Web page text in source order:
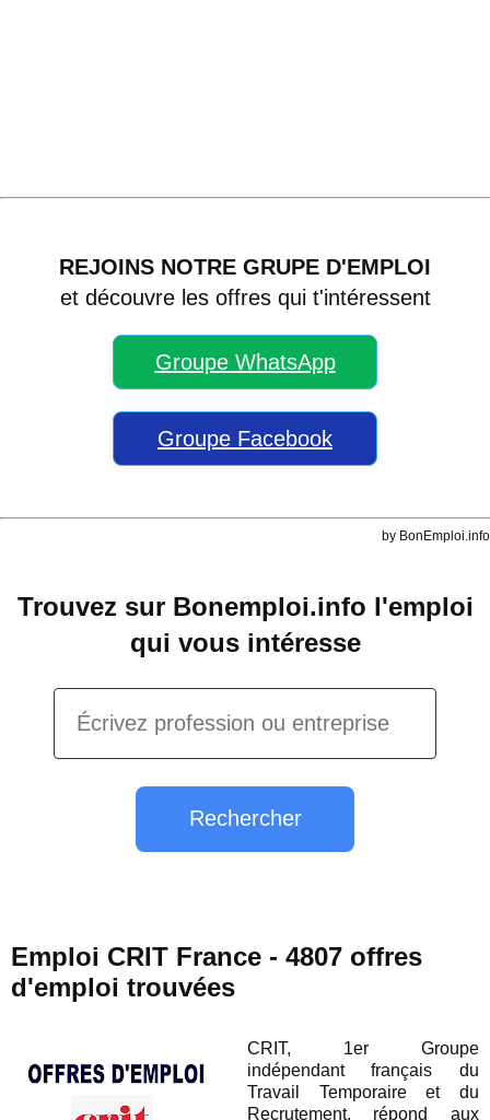
REJOINS NOTRE GRUPE D'EMPLOI
et découvre les offres qui t'intéressent
Groupe WhatsApp
Groupe Facebook
by BonEmploi.info
Trouvez sur Bonemploi.info l'emploi
qui vous intéresse
Rechercher
Emploi CRIT France - 4807 offres
d'emploi trouvées
CRIT, 1er Groupe
indépendant français du
Travail Temporaire et du
Recrutement, répond aux